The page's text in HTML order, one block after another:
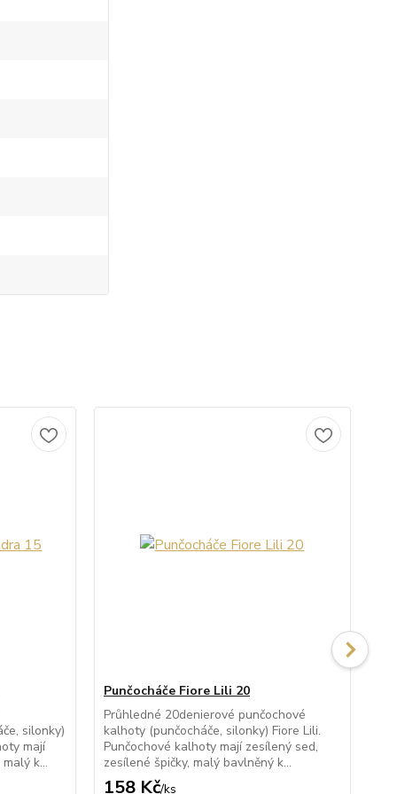
silonky)
mají
k...
Punčocháče Fiore Lili 20
Průhledné 20denierové punčochové
kalhoty (punčocháče, silonky) Fiore Lili.
Punčochové kalhoty mají zesílený sed,
zesílené špičky, malý bavlněný k...
158 Kč/ks